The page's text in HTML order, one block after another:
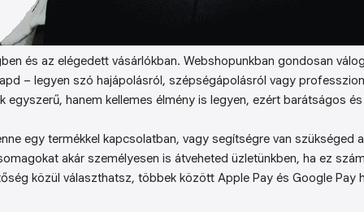
és az elégedett vásárlókban. Webshopunkban gondosan
– legyen szó hajápolásról, szépségápolásról vagy
egyszerű, hanem kellemes élmény is legyen, ezért barátságos
egy termékkel kapcsolatban, vagy segítségre van szükséged
akár személyesen is átveheted üzletünkben, ha ez
közül választhatsz, többek között Apple Pay és Google Pay